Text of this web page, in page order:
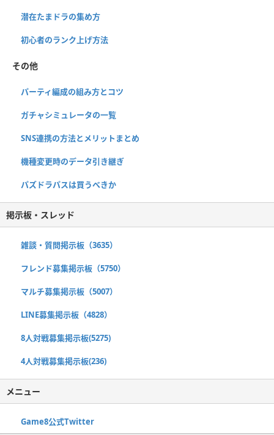
潜在たまドラの集め方
初心者のランク上げ方法
その他
パーティ編成の組み方とコツ
ガチャシミュレータの一覧
SNS連携の方法とメリットまとめ
機種変更時のデータ引き継ぎ
パズドラパスは買うべきか
掲示板・スレッド
雑談・質問掲示板（3635）
フレンド募集掲示板（5750）
マルチ募集掲示板（5007）
LINE募集掲示板（4828）
8人対戦募集掲示板(5275)
4人対戦募集掲示板(236)
メニュー
Game8公式Twitter